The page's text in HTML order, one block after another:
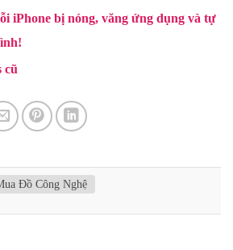
iPhone bị nóng, văng ứng dụng và tự
cũ
Đồ Công Nghệ